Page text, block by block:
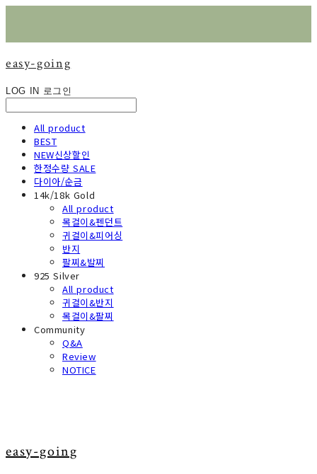
easy-going
LOG IN 로그인
All product
BEST
NEW신상할인
한정수량 SALE
다이아/순금
14k/18k Gold
All product
목걸이&펜던트
귀걸이&피어싱
반지
팔찌&발찌
925 Silver
All product
귀걸이&반지
목걸이&팔찌
Community
Q&A
Review
NOTICE
easy-going